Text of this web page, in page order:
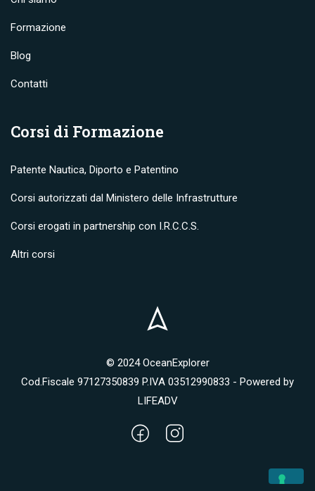
Formazione
Blog
Contatti
Corsi di Formazione
Patente Nautica, Diporto e Patentino
Corsi autorizzati dal Ministero delle Infrastrutture
Corsi erogati in partnership con I.R.C.C.S.
Altri corsi
© 2024 OceanExplorer
Cod.Fiscale 97127350839 P.IVA 03512990833 - Powered by
LIFEADV